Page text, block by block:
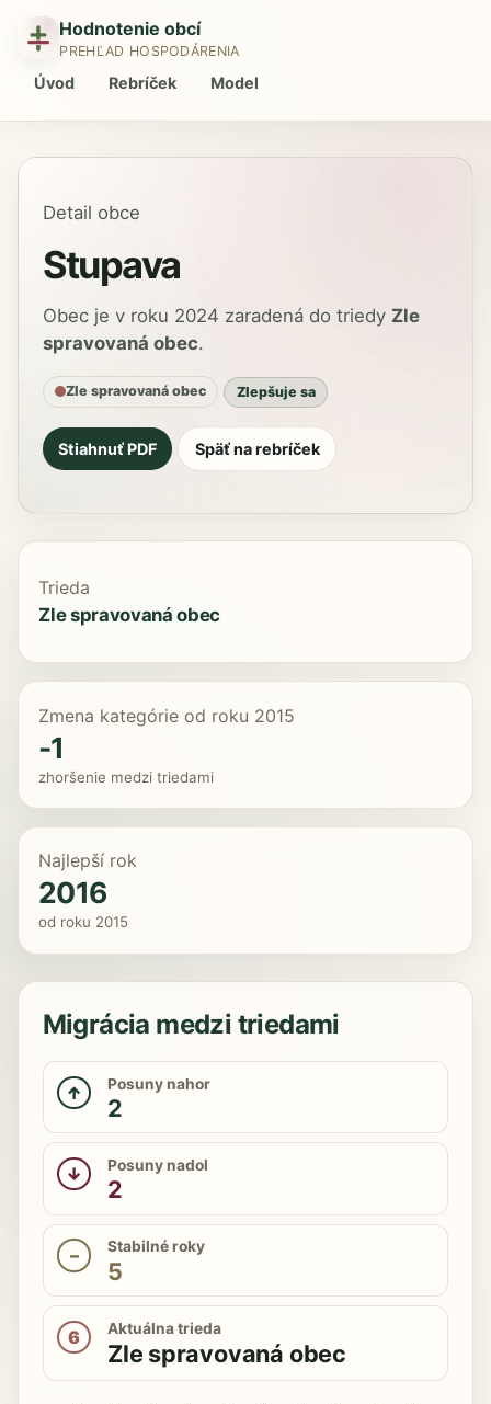
Hodnotenie obcí
PREHĽAD HOSPODÁRENIA
Úvod Rebríček Model
Detail obce
Stupava
Obec je v roku 2024 zaradená do triedy Zle
spravovaná obec.
Zle spravovaná obec Zlepšuje sa
Stiahnuť PDF Späť na rebríček
Trieda
Zle spravovaná obec
Zmena kategórie od roku 2015
-1
zhoršenie medzi triedami
Najlepší rok
2016
od roku 2015
Migrácia medzi triedami
↑ Posuny nahor
2
↓ Posuny nadol
2
– Stabilné roky
5
6 Aktuálna trieda
Zle spravovaná obec